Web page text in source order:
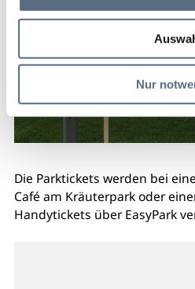
Nur
Die Parktickets werden bei
Café am Kräuterpark oder
Handytickets über EasyPark